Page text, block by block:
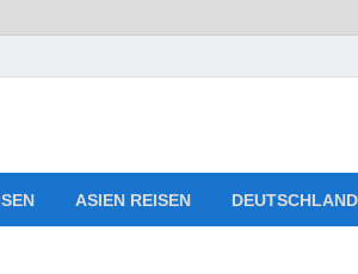
Reise-
ASIEN REISEN